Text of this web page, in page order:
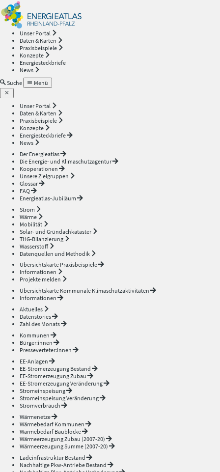
Unser Portal
Daten & Karten
Praxisbeispiele
Konzepte
Energiesteckbriefe
News
Suche
Menü
Unser Portal
Daten & Karten
Praxisbeispiele
Konzepte
Energiesteckbriefe
News
Der Energieatlas
Die Energie- und Klimaschutzagentur
Kooperationen
Unsere Zielgruppen
Glossar
FAQ
Energieatlas-Jubiläum
Strom
Wärme
Mobilität
Solar- und Gründachkataster
THG-Bilanzierung
Wasserstoff
Datenquellen und Methodik
Übersichtskarte Praxisbeispiele
Informationen
Projekte melden
Übersichtskarte Kommunale Klimaschutzaktivitäten
Informationen
Aktuelles
Datenstories
Zahl des Monats
Kommunen
Bürger:innen
Presseverteter:innen
EE-Anlagen
EE-Stromerzeugung Bestand
EE-Stromerzeugung Zubau
EE-Stromerzeugung Veränderung
Stromeinspeisung
Stromeinspeisung Veränderung
Stromverbrauch
Wärmenetze
Wärmebedarf Kommunen
Wärmebedarf Baublöcke
Wärmeerzeugung Zubau (2007-20)
Wärmeerzeugung Summe (2007-20)
Ladeinfrastruktur Bestand
Nachhaltige Pkw-Antriebe Bestand